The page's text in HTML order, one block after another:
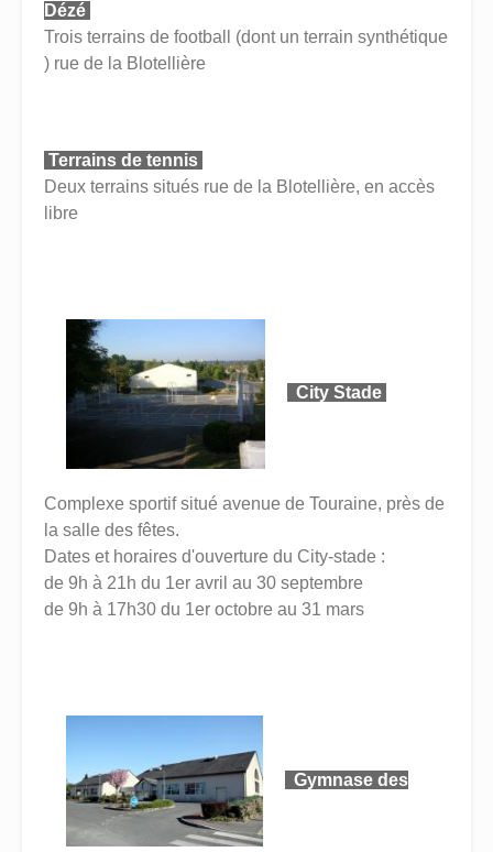
Dézé
Trois terrains de football (dont un terrain synthétique
) rue de la Blotellière
Terrains de tennis
Deux terrains situés rue de la Blotellière, en accès
libre
City Stade
Complexe sportif situé avenue de Touraine, près de
la salle des fêtes.
Dates et horaires d'ouverture du City-stade :
de 9h à 21h du 1er avril au 30 septembre
de 9h à 17h30 du 1er octobre au 31 mars
Gymnase des